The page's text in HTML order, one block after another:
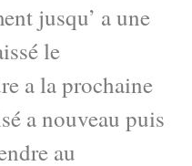
jusqu’ a une
le
a la prochaine
a nouveau puis
au